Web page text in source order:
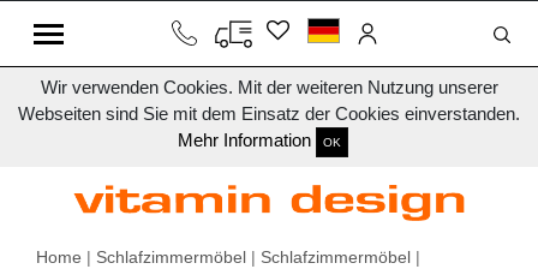
Wir verwenden Cookies. Mit der weiteren Nutzung unserer
Webseiten sind Sie mit dem Einsatz der Cookies einverstanden.
Mehr Information
OK
Home | Schlafzimmermöbel | Schlafzimmermöbel |